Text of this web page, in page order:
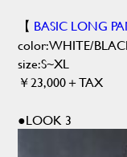
【 BASIC LONG
color:WHITE/
size:S~XL
￥23,000＋TAX
●LOOK 3